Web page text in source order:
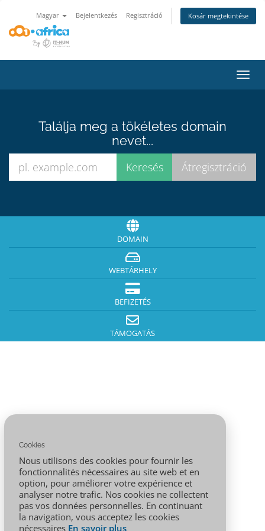
Magyar Bejelentkezés Regisztráció Kosár megtekintése
a
Találja meg a tökéletes domain
nevet...
DOMAIN
WEBTÁRHELY
BEFIZETÉS
TÁMOGATÁS
Cookies
Nous utilisons des cookies pour fournir les
fonctionnalités nécessaires au site web et en
option, pour améliorer votre expérience et
analyser notre trafic. Nos cookies ne collectent
pas vos données personnelles. En continuant
la navigation, vous acceptez les cookies
nécessaires En savoir plus